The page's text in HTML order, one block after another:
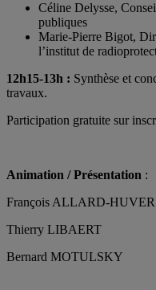
Céline Delysse,
publiques
Marie-Pierre Bigot,
l’institut de
12h15-13h : Synthèse et
travaux.
Participation gratuite sur
Animation / Présentation :
François ALLARD-HUVER
Thierry LIBAERT
Bernard MOTULSKY